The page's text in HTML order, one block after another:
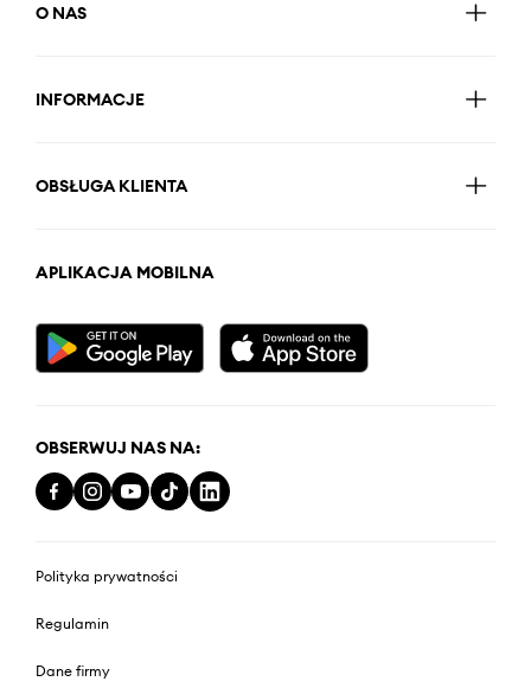
O NAS
INFORMACJE
OBSŁUGA KLIENTA
APLIKACJA MOBILNA
OBSERWUJ NAS NA:
Polityka prywatności
Regulamin
Dane firmy